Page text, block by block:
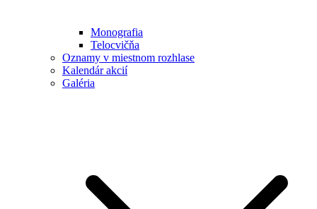
Monografia
Telocvičňa
Oznamy v miestnom rozhlase
Kalendár akcií
Galéria